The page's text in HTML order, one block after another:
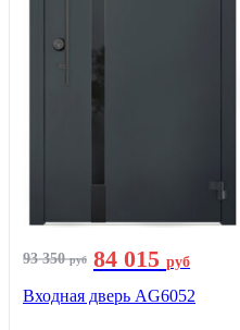
93 350руб 84 015 руб
Входная дверь AG6052